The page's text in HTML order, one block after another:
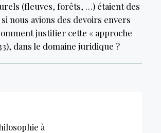
(fleuves, forêts, …) étaient des
nous avions des devoirs envers
justifier cette « approche
dans le domaine juridique ?
à